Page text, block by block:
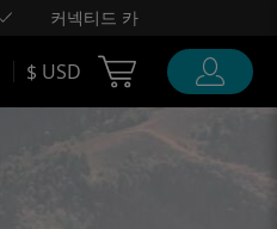
커넥티드 카
$ USD Cart Ubigi